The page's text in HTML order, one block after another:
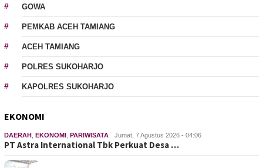
GOWA
PEMKAB ACEH TAMIANG
ACEH TAMIANG
POLRES SUKOHARJO
KAPOLRES SUKOHARJO
EKONOMI
DAERAH EKONOMI PARIWISATA Jumat, 7 Agustus 2026 - 04:06
PT Astra International Tbk Perkuat Desa …